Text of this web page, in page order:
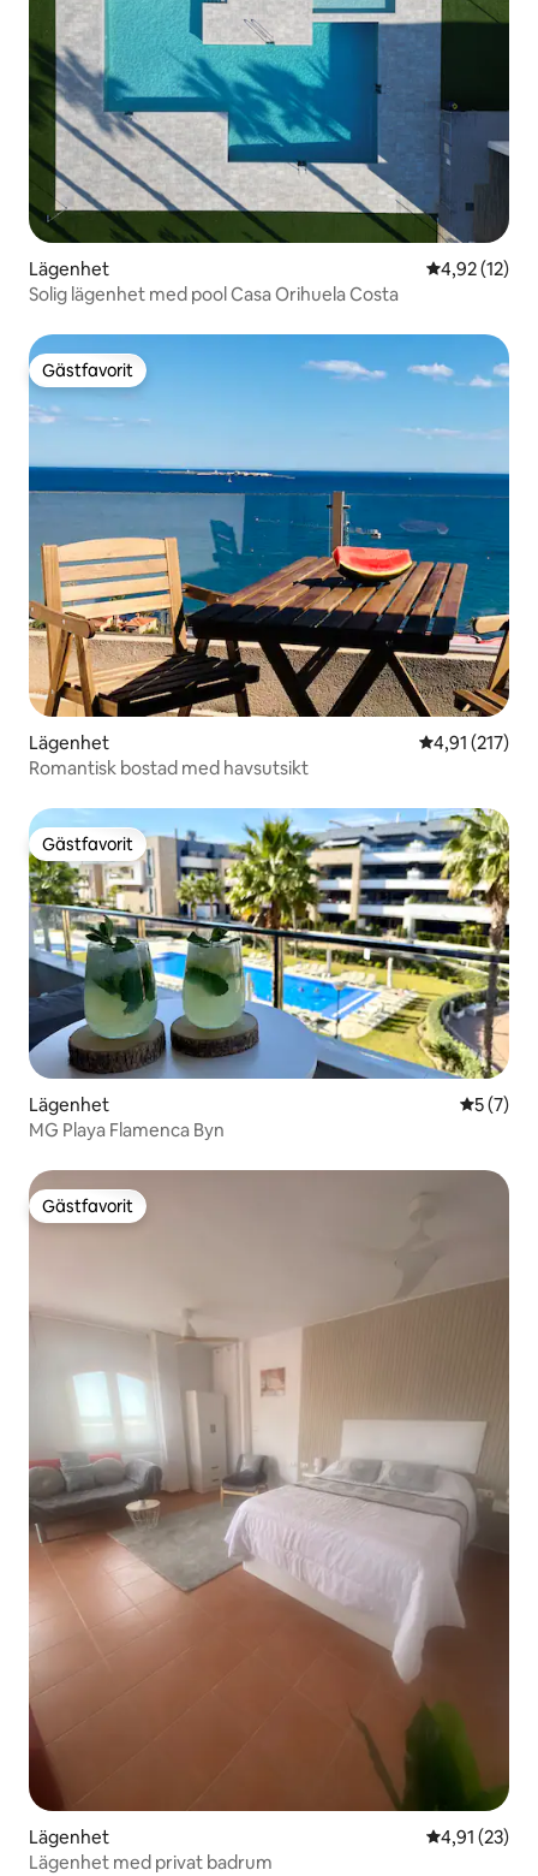
Lägenhet 4,92 av 5 i
4,92 (12)
Solig lägenhet med pool Casa Orihuela Costa
Gästfavorit
Gästfavorit
Lägenhet 4,91 av 5 i
4,91 (217)
Romantisk bostad med havsutsikt
Gästfavorit
Gästfavorit
Lägenhet 5 av 5 i
5 (7)
MG Playa Flamenca Byn
Gästfavorit
Gästfavorit
Lägenhet 4,91 av 5 i
4,91 (23)
Lägenhet med privat badrum